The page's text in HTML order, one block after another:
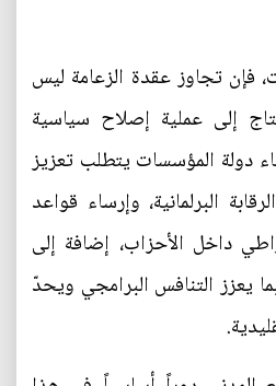
فإن تجاوز عقدة الزعامة ليس
إلى عملية إصلاح سياسية
دولة المؤسسات يتطلب تعزيز
البرلمانية، وإرساء قواعد
داخل الأحزاب، إضافة إلى
يعزز التنافس البرامجي ويحدّ